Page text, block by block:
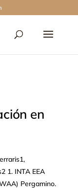
en
1. INTA EEA
Pergamino.